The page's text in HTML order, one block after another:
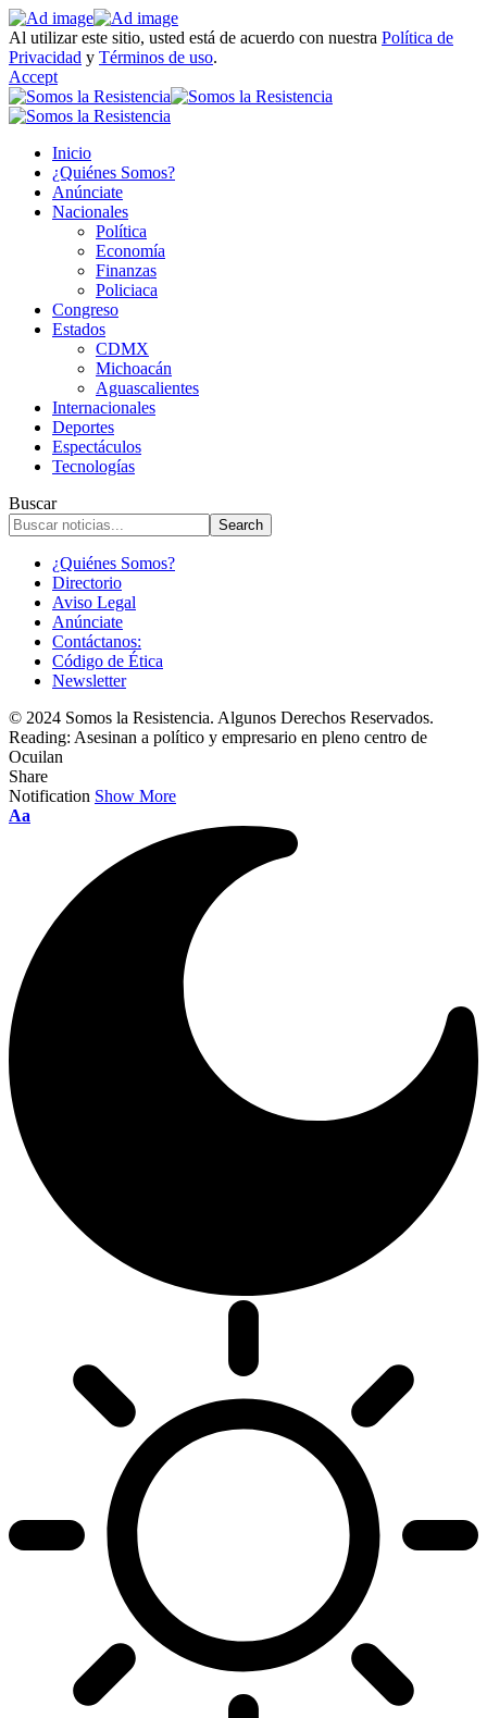
Al utilizar este sitio, usted está de acuerdo con nuestra Política de
Privacidad y Términos de uso.
Accept
Inicio
¿Quiénes Somos?
Anúnciate
Nacionales
Política
Economía
Finanzas
Policiaca
Congreso
Estados
CDMX
Michoacán
Aguascalientes
Internacionales
Deportes
Espectáculos
Tecnologías
Buscar
¿Quiénes Somos?
Directorio
Aviso Legal
Anúnciate
Contáctanos:
Código de Ética
Newsletter
© 2024 Somos la Resistencia. Algunos Derechos Reservados.
Reading: Asesinan a político y empresario en pleno centro de
Ocuilan
Share
Notification Show More
Font
Aa